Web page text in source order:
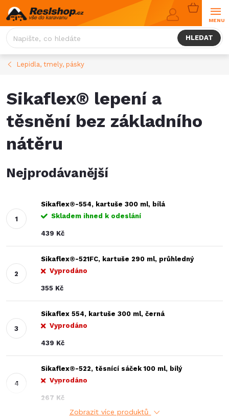
Přejít
na
obsah
HLEDAT
NÁKUPNÍ
KOŠÍK
Lepidla, tmely, pásky
Sikaflex® lepení a
těsnění bez základního
nátěru
Nejprodávanější
Sikaflex®-554, kartuše 300 ml, bílá
Skladem ihned k odeslání
439 Kč
Sikaflex®-521FC, kartuše 290 ml, průhledný
Vyprodáno
355 Kč
Sikaflex 554, kartuše 300 ml, černá
Vyprodáno
439 Kč
Sikaflex®-522, těsnící sáček 100 ml, bílý
Vyprodáno
267 Kč
Zobrazit více produktů